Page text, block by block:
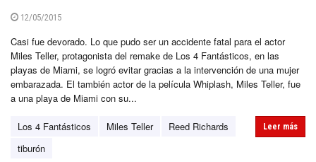
12/05/2015
Casi fue devorado. Lo que pudo ser un accidente fatal para el actor
Miles Teller, protagonista del remake de Los 4 Fantásticos, en las
playas de Miami, se logró evitar gracias a la intervención de una mujer
embarazada. El también actor de la película Whiplash, Miles Teller, fue
a una playa de Miami con su...
Los 4 Fantásticos Miles Teller
Reed Richards
tiburón
Leer más